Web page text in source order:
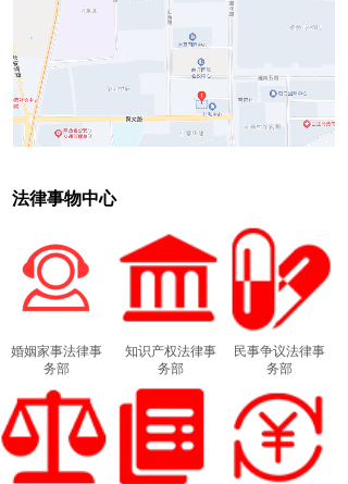
法律事物中心
婚姻家事法律事
务部
知识产权法律事
务部
民事争议法律事
务部